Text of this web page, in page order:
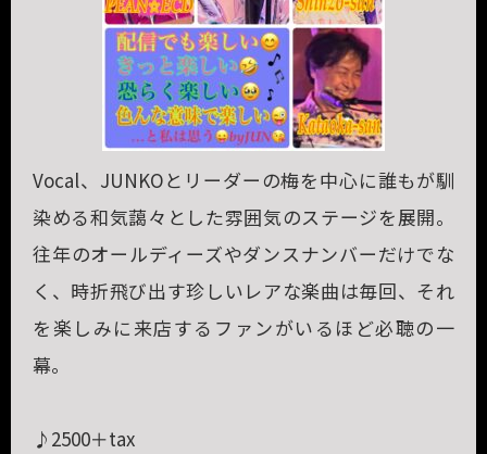
Vocal、JUNKOとリーダーの梅を中心に誰もが馴
染める和気藹々とした雰囲気のステージを展開。
往年のオールディーズやダンスナンバーだけでな
く、時折飛び出す珍しいレアな楽曲は毎回、それ
を楽しみに来店するファンがいるほど必聴の一
幕。
♪2500＋tax